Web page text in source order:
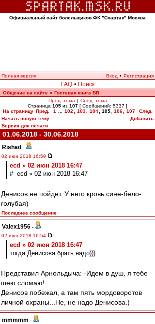
Официальный сайт болельщиков ФК "Спартак" Москва
Полная версия Вход • Регистрация
FAQ • Поиск
Общение на сайте » Гостевая книга ВВ
Пред. тема | След. тема
Страница 105 из 107 [ Сообщений: 5337 ]
На страницу Пред. 1 102 103 104 105, 106 107
След.
Начать новую тему
Добавить
Версия для печати
01.06.2018 - 30.06.2018
Rishad -
02 июн 2018 16:59
ecd » 02 июн 2018 16:47
# ecd » 02 июн 2018 16:47
Денисов не пойдет. У него кровь сине-бело-
голубая)
Последнее сообщение
Valex1956 -
02 июн 2018 16:54
ecd » 02 июн 2018 16:47
тогда Денисова брать надо)))
Представил Арнольдыча: -Идем в душ, я тебе
шею сломаю!
Денисов побежал, а там пять мордоворотов
личной охраны...Не, не надо Денисова.)
mmmmm -